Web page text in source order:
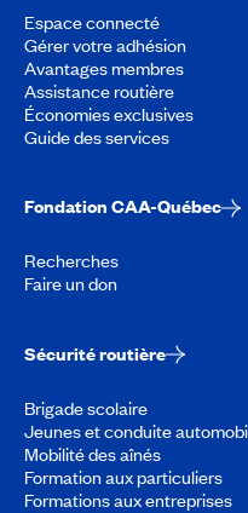
Espace connecté
Gérer votre adhésion
Avantages membres
Assistance routière
Économies exclusives
Guide des services
Fondation CAA-Québec
Recherches
Faire un don
Sécurité routière
Brigade scolaire
Jeunes et conduite
Mobilité des aînés
Formation aux particuliers
Formations aux entreprises